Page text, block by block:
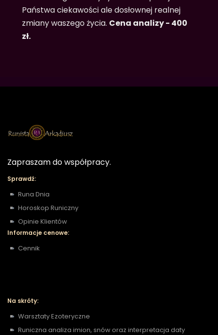
Państwa ciekawości ale dosłownej realnej
zmiany waszego życia. Cena analizy - 400
zł.
Zapraszam do współpracy.
Sprawdź:
Runa Dnia
Horoskop Runiczny
Opinie Klientów
Informacje cenowe:
Cennik
Na skróty:
Warsztaty Ezoteryczne
Runiczna analiza imion, snów oraz interpretacja daty